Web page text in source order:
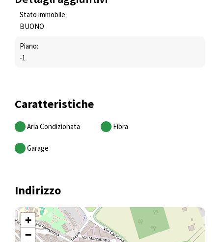
Stato immobile:
BUONO
Piano:
-1
Caratteristiche
Aria Condizionata Fibra
Garage
Indirizzo
+
−